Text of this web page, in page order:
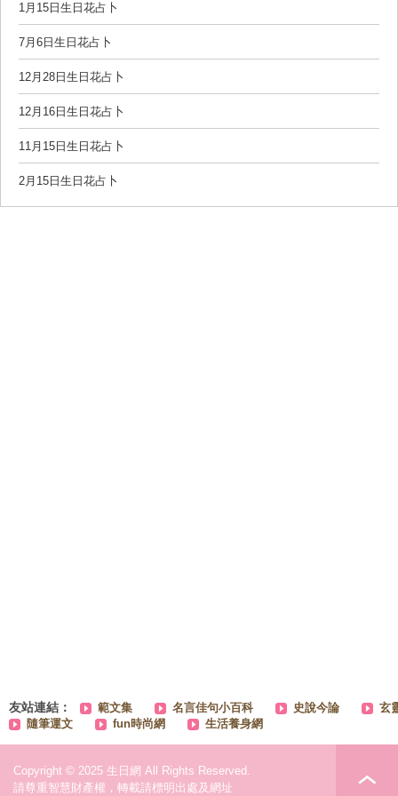
1月15日生日花占卜
7月6日生日花占卜
12月28日生日花占卜
12月16日生日花占卜
11月15日生日花占卜
2月15日生日花占卜
友站連結： 範文集 名言佳句小百科 史說今論
玄
隨筆運文
fun時尚網 生活養身網
Copyright © 2025 生日網 All Rights Reserved.
請尊重智慧財產權，轉載請標明出處及網址